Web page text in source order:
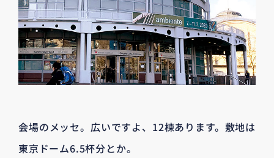
会場のメッセ。広いですよ、12棟あります。敷地は
東京ドーム6.5杯分とか。